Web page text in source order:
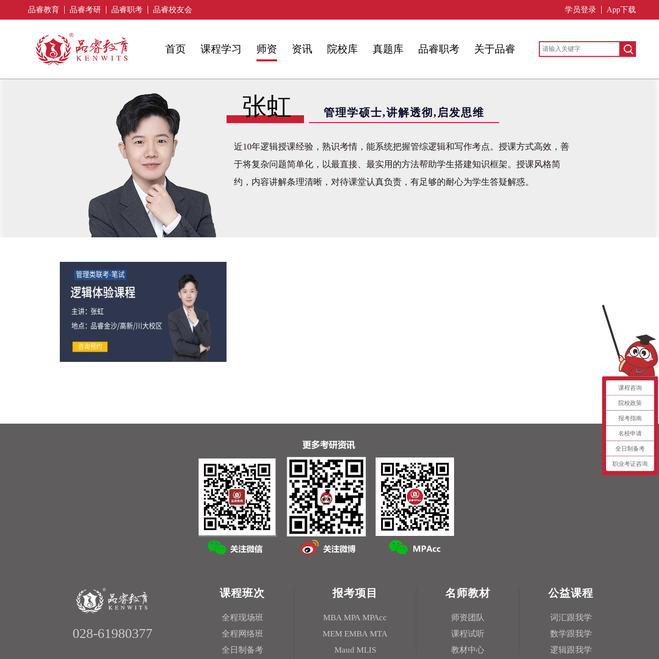
品睿教育 品睿考研 品睿职考 品睿校友会 学员登录 App下载
首页 课程学习 师资 资讯 院校库 真题库 品睿职考 关于品睿
张虹 管理学硕士,讲解透彻,启发思维
近10年逻辑授课经验，熟识考情，能系统把握管综逻辑和写作考点。授课方式高效，善
于将复杂问题简单化，以最直接、最实用的方法帮助学生搭建知识框架。授课风格简
约，内容讲解条理清晰，对待课堂认真负责，有足够的耐心为学生答疑解惑。
028-61980377
课程班次
全程现场班
全程网络班
全日制备考
报考项目
MBA MPA MPAcc
MEM EMBA MTA
Maud MLIS
名师教材
师资团队
课程试听
教材中心
公益课程
词汇跟我学
数学跟我学
逻辑跟我学
课程咨询
院校政策
报考指南
名校申请
全日制备考
职业考证咨询